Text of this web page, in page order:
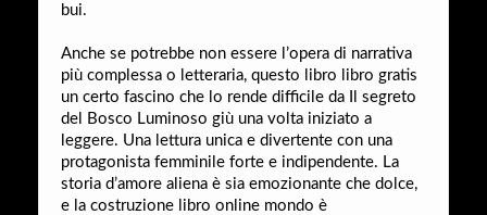
bui.
Anche se potrebbe non essere l’opera di narrativa
più complessa o letteraria, questo libro libro gratis
un certo fascino che lo rende difficile da Il segreto
del Bosco Luminoso giù una volta iniziato a
leggere. Una lettura unica e divertente con una
protagonista femminile forte e indipendente. La
storia d’amore aliena è sia emozionante che dolce,
e la costruzione libro online mondo è